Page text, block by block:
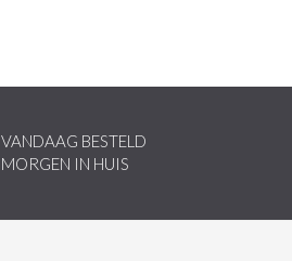
VANDAAG BESTELD
MORGEN IN HUIS